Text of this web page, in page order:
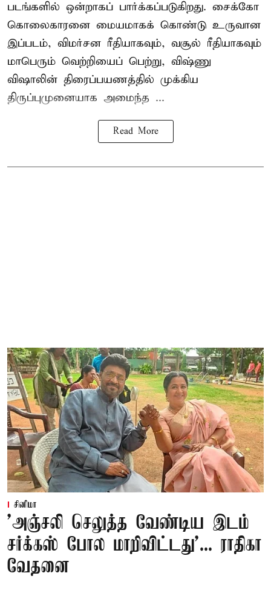
படங்களில் ஒன்றாகப் பார்க்கப்படுகிறது. சைக்கோ
கொலைகாரனை மையமாகக் கொண்டு உருவான
இப்படம், விமர்சன ரீதியாகவும், வசூல் ரீதியாகவும்
மாபெரும் வெற்றியைப் பெற்று, விஷ்ணு
விஷாலின் திரைப்பயணத்தில் முக்கிய
திருப்புமுனையாக அமைந்த ...
Read More
சினிமா
'அஞ்சலி செலுத்த வேண்டிய இடம்
சர்க்கஸ் போல மாறிவிட்டது'... ராதிகா
வேதனை